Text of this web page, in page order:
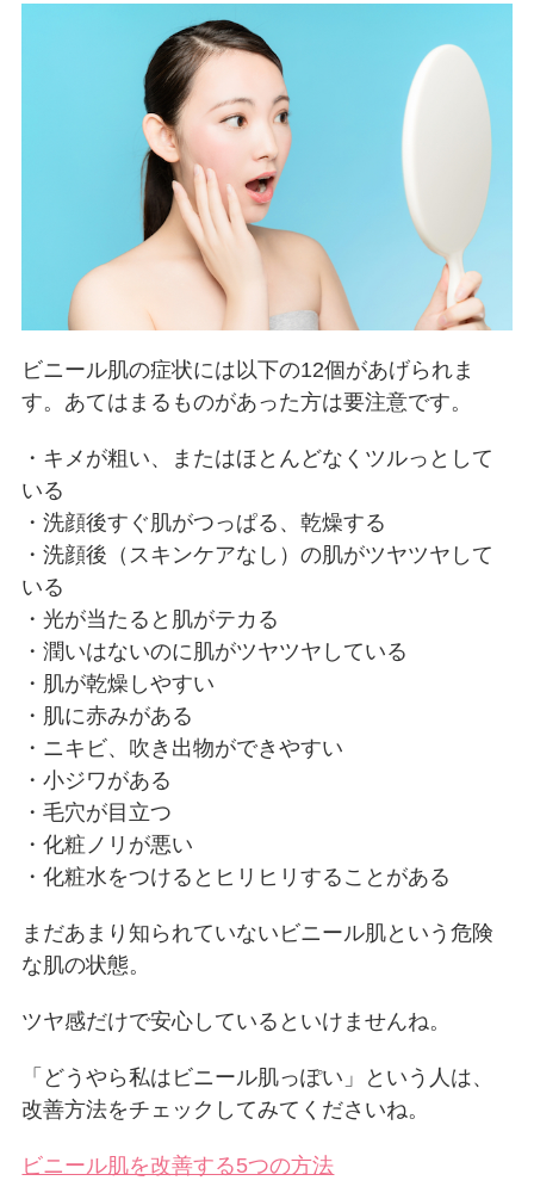
ビニール肌の症状には以下の12個があげられま
す。あてはまるものがあった方は要注意です。
・キメが粗い、またはほとんどなくツルっとして
いる
・洗顔後すぐ肌がつっぱる、乾燥する
・洗顔後（スキンケアなし）の肌がツヤツヤして
いる
・光が当たると肌がテカる
・潤いはないのに肌がツヤツヤしている
・肌が乾燥しやすい
・肌に赤みがある
・ニキビ、吹き出物ができやすい
・小ジワがある
・毛穴が目立つ
・化粧ノリが悪い
・化粧水をつけるとヒリヒリすることがある
まだあまり知られていないビニール肌という危険
な肌の状態。
ツヤ感だけで安心しているといけませんね。
「どうやら私はビニール肌っぽい」という人は、
改善方法をチェックしてみてくださいね。
ビニール肌を改善する5つの方法